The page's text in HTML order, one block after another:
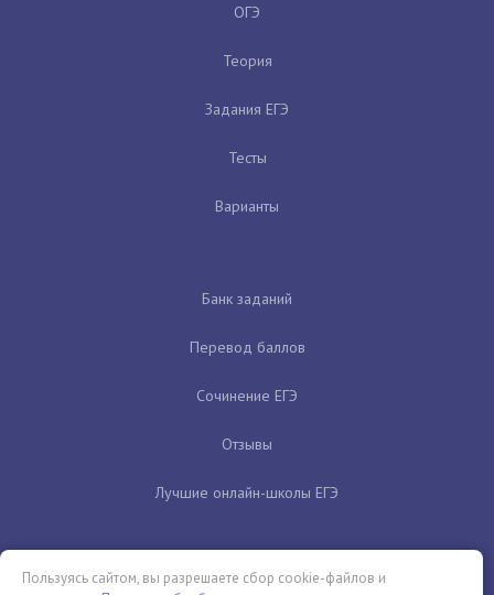
ОГЭ
Теория
Задания ЕГЭ
Тесты
Варианты
Банк заданий
Перевод баллов
Сочинение ЕГЭ
Отзывы
Лучшие онлайн-школы ЕГЭ
Пользуясь сайтом, вы разрешаете сбор cookie-файлов и